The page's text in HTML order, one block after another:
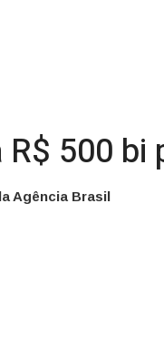
R$ 500
Agência Brasil